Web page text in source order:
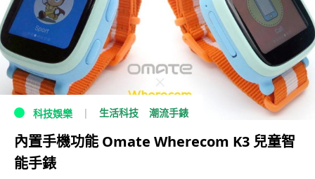
科技娛樂 生活科技 潮流手錶
內置手機功能 Omate Wherecom K3 兒童智
能手錶